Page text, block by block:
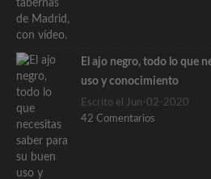
El ajo negro, todo lo que
uso y conocimiento
Escrito el Jun-02-2020
42 Comentarios